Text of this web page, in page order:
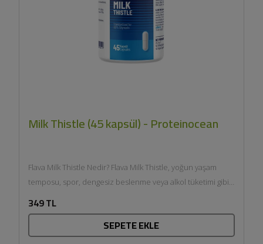
Milk Thistle (45 kapsül) - Proteinocean
Flava Milk Thistle Nedir? Flava Milk Thistle, yoğun yaşam
temposu, spor, dengesiz beslenme veya alkol tüketimi gibi
349 TL
SEPETE EKLE